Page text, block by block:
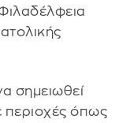
σημειωθεί
περιοχές όπως